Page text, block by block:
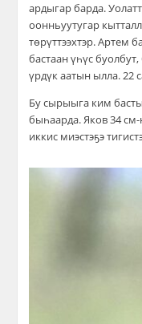
ардыгар барда.
оонньуутугар
төрүттээхтэр. Артем
бастаан үһүс
үрдүк аатын ылла. 22
Бу сырыыга ким
быһаарда. Яков 34
иккис миэстэҕэ